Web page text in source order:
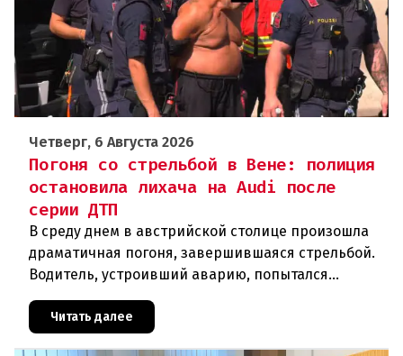
Четверг, 6 Августа 2026
Погоня со стрельбой в Вене: полиция
остановила лихача на Audi после
серии ДТП
В среду днем в австрийской столице произошла
драматичная погоня, завершившаяся стрельбой.
Водитель, устроивший аварию, попытался
скрыться от полиции, спровоцировав несколько
новых столкновений.Что слу
Читать далее